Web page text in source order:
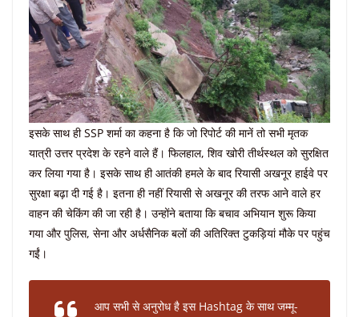
इसके साथ ही SSP शर्मा का कहना है कि जो रिपोर्ट की मानें तो सभी मृतक
यात्री उत्तर प्रदेश के रहने वाले हैं। फिलहाल, शिव खोरी तीर्थस्थल को सुरक्षित
कर लिया गया है। इसके साथ ही आतंकी हमले के बाद रियासी अखनूर हाईवे पर
सुरक्षा बढ़ा दी गई है। इतना ही नहीं रियासी से अखनूर की तरफ आने वाले हर
वाहन की चेकिंग की जा रही है। उन्होंने बताया कि बचाव अभियान शुरू किया
गया और पुलिस, सेना और अर्धसैनिक बलों की अतिरिक्त टुकड़ियां मौके पर पहुंच
गईं।
आप सभी से अनुरोध है इस Hashtag के साथ जम्मू-